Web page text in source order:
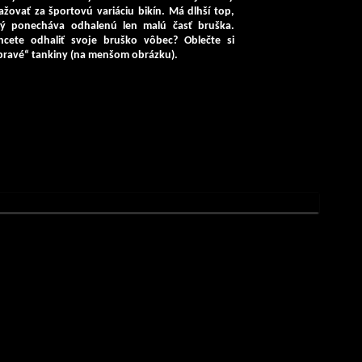
za športovú variáciu bikín. Má dlhší top,
ponecháva odhalenú len malú časť bruška.
odhaliť svoje bruško vôbec? Oblečte si
tankiny (na menšom obrázku).